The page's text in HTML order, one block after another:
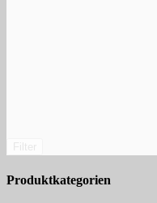
Produktkategorien